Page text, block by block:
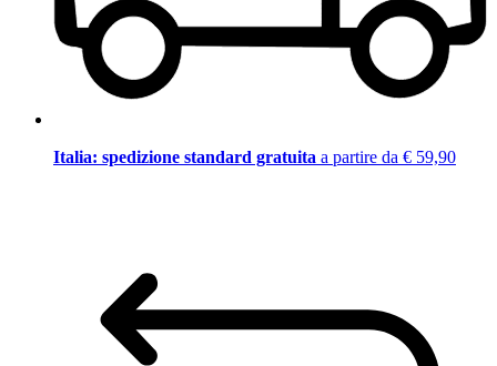
Italia: spedizione standard gratuita a partire da € 59,90